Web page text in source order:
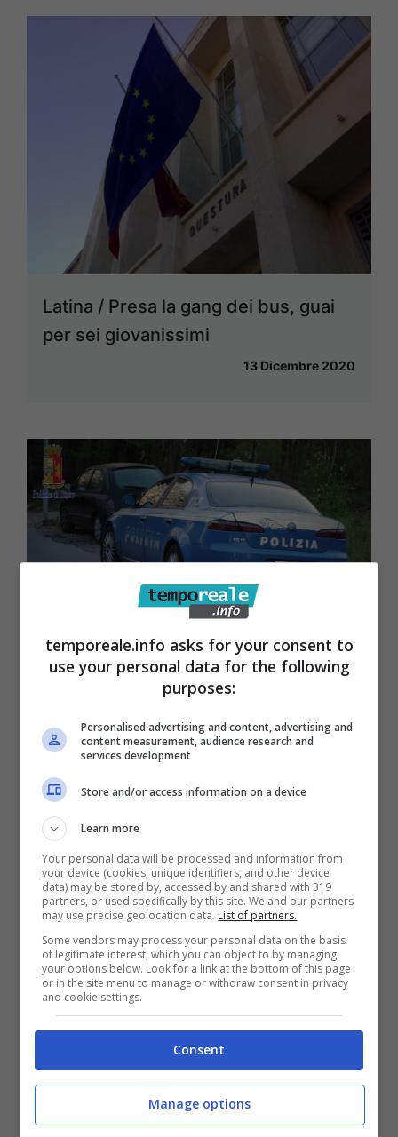
Latina / Presa la gang dei bus, guai
per sei giovanissimi
13 Dicembre 2020
Polizia, avvicendamenti dei dirigenti
dei commissariati di Formia, Gaeta e
Terracina
20 Dicembre 2019
temporeale.info asks for your consent to
use your personal data for the following
purposes:
Personalised advertising and content, advertising and
content measurement, audience research and
services development
Store and/or access information on a device
Learn more
Your personal data will be processed and information from
your device (cookies, unique identifiers, and other device
data) may be stored by, accessed by and shared with 319
partners, or used specifically by this site. We and our partners
may use precise geolocation data. List of partners.
Some vendors may process your personal data on the basis
of legitimate interest, which you can object to by managing
your options below. Look for a link at the bottom of this page
or in the site menu to manage or withdraw consent in privacy
and cookie settings.
Consent
Manage options